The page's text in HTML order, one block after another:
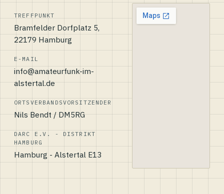
TREFFPUNKT
Bramfelder Dorfplatz 5,
22179 Hamburg
E-MAIL
info@amateurfunk-im-
alstertal.de
ORTSVERBANDSVORSITZENDER
Nils Bendt / DM5RG
DARC E.V. - DISTRIKT
HAMBURG
Hamburg - Alstertal E13